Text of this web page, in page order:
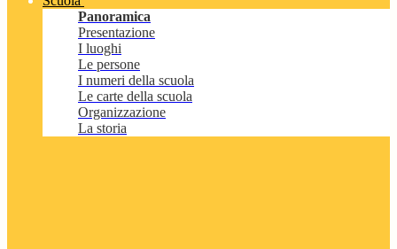
Panoramica
Presentazione
I luoghi
Le persone
I numeri della scuola
Le carte della scuola
Organizzazione
La storia